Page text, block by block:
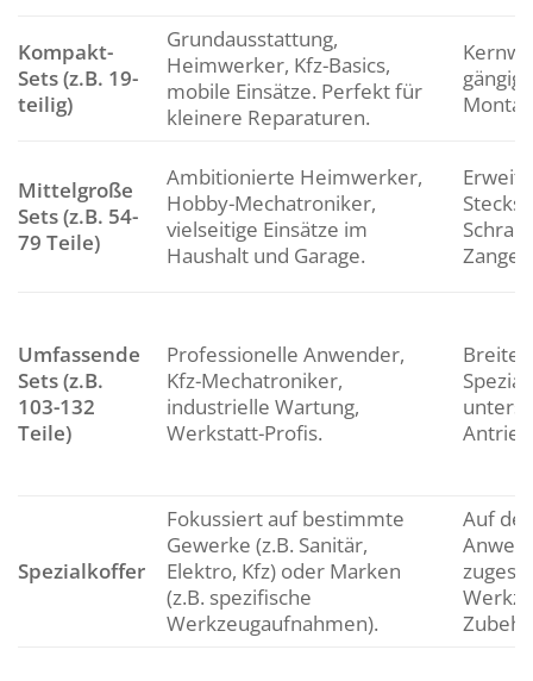
Kompakt-
Sets (z.B. 19-
teilig)
Grundausstattung,
Heimwerker, Kfz-Basics,
mobile Einsätze. Perfekt für
kleinere Reparaturen.
Mittelgroße
Sets (z.B. 54-
79 Teile)
Ambitionierte Heimwerker,
Hobby-Mechatroniker,
vielseitige Einsätze im
Haushalt und Garage.
Umfassende
Sets (z.B.
103-132
Teile)
Professionelle Anwender,
Kfz-Mechatroniker,
industrielle Wartung,
Werkstatt-Profis.
Spezialkoffer
Fokussiert auf bestimmte
Gewerke (z.B. Sanitär,
Elektro, Kfz) oder Marken
(z.B. spezifische
Werkzeugaufnahmen).
Auf